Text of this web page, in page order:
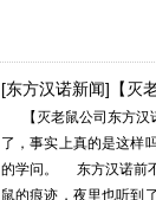
[东方汉诺新闻]【灭
【灭老鼠公司东方汉
了，事实上真的是这样
的学问。 东方汉诺前
鼠的痕迹，夜里也听到